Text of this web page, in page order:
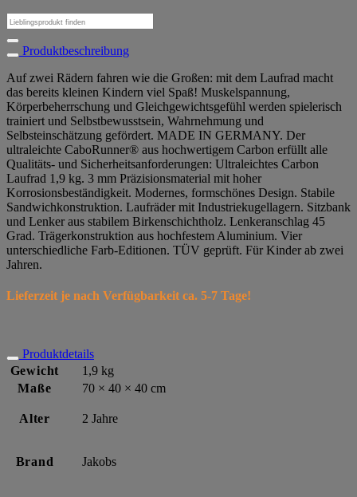
Suchen
nach:
Produktbeschreibung
Auf zwei Rädern fahren wie die Großen: mit dem Laufrad macht
das bereits kleinen Kindern viel Spaß! Muskelspannung,
Körperbeherrschung und Gleichgewichtsgefühl werden spielerisch
trainiert und Selbstbewusstsein, Wahrnehmung und
Selbsteinschätzung gefördert. MADE IN GERMANY. Der
ultraleichte CaboRunner® aus hochwertigem Carbon erfüllt alle
Qualitäts- und Sicherheitsanforderungen: Ultraleichtes Carbon
Laufrad 1,9 kg. 3 mm Präzisionsmaterial mit hoher
Korrosionsbeständigkeit. Modernes, formschönes Design. Stabile
Sandwichkonstruktion. Laufräder mit Industriekugellagern. Sitzbank
und Lenker aus stabilem Birkenschichtholz. Lenkeranschlag 45
Grad. Trägerkonstruktion aus hochfestem Aluminium. Vier
unterschiedliche Farb-Editionen. TÜV geprüft. Für Kinder ab zwei
Jahren.
Lieferzeit je nach Verfügbarkeit ca. 5-7 Tage!
Produktdetails
Gewicht
1,9 kg
Maße
70 × 40 × 40 cm
Alter 2 Jahre
Brand Jakobs